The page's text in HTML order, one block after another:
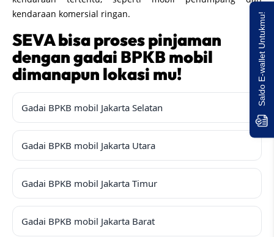
kendaraan komersial ringan.
SEVA bisa proses pinjaman
dengan gadai BPKB mobil
dimanapun lokasi mu!
Gadai BPKB mobil Jakarta Selatan
Gadai BPKB mobil Jakarta Utara
Gadai BPKB mobil Jakarta Timur
Gadai BPKB mobil Jakarta Barat
Saldo E-wallet Untukmu!